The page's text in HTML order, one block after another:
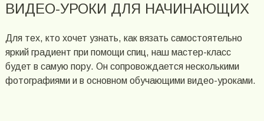
ВИДЕО-УРОКИ ДЛЯ НАЧИНАЮЩИХ
Для тех, кто хочет узнать, как вязать самостоятельно
яркий градиент при помощи спиц, наш мастер-класс
будет в самую пору. Он сопровождается несколькими
фотографиями и в основном обучающими видео-уроками.